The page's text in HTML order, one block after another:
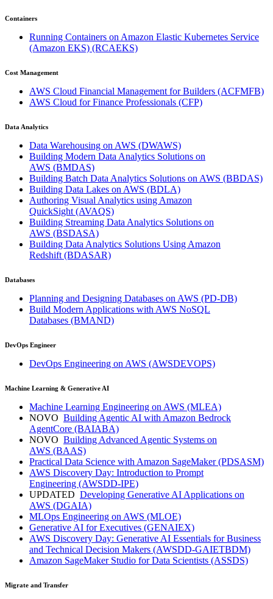
Containers
Running Containers on Amazon Elastic Kubernetes Service
(Amazon EKS) (RCAEKS)
Cost Management
AWS Cloud Financial Management for Builders (ACFMFB)
AWS Cloud for Finance Professionals (CFP)
Data Analytics
Data Warehousing on AWS (DWAWS)
Building Modern Data Analytics Solutions on
AWS (BMDAS)
Building Batch Data Analytics Solutions on AWS (BBDAS)
Building Data Lakes on AWS (BDLA)
Authoring Visual Analytics using Amazon
QuickSight (AVAQS)
Building Streaming Data Analytics Solutions on
AWS (BSDASA)
Building Data Analytics Solutions Using Amazon
Redshift (BDASAR)
Databases
Planning and Designing Databases on AWS (PD-DB)
Build Modern Applications with AWS NoSQL
Databases (BMAND)
DevOps Engineer
DevOps Engineering on AWS (AWSDEVOPS)
Machine Learning & Generative AI
Machine Learning Engineering on AWS (MLEA)
NOVO Building Agentic AI with Amazon Bedrock
AgentCore (BAIABA)
NOVO Building Advanced Agentic Systems on
AWS (BAAS)
Practical Data Science with Amazon SageMaker(PDSASM)
AWS Discovery Day: Introduction to Prompt
Engineering (AWSDD-IPE)
UPDATED Developing Generative AI Applications on
AWS (DGAIA)
MLOps Engineering on AWS (MLOE)
Generative AI for Executives (GENAIEX)
AWS Discovery Day: Generative AI Essentials for Business
and Technical Decision Makers (AWSDD-GAIETBDM)
Amazon SageMaker Studio for Data Scientists (ASSDS)
Migrate and Transfer